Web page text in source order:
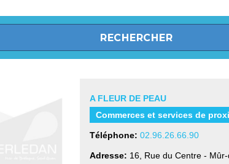
A FLEUR DE PEAU
Commerces et services de
Téléphone: 02.96.26.66.90
Adresse: 16, Rue du Centre -